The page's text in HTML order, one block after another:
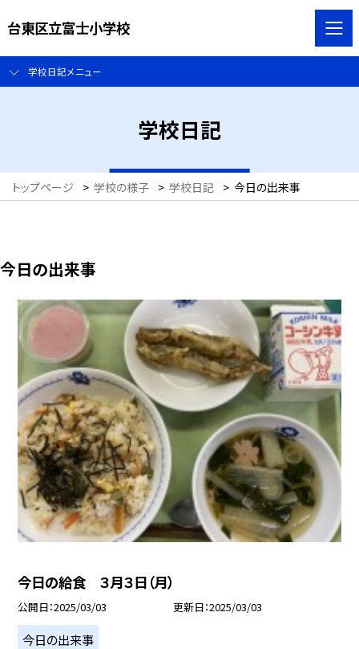
台東区立富士小学校
学校日記メニュー
学校日記
トップページ > 学校の様子 > 学校日記 > 今日の出来事
今日の出来事
今日の給食 ３月３日（月）
公開日 2025/03/03 更新日 2025/03/03
今日の出来事